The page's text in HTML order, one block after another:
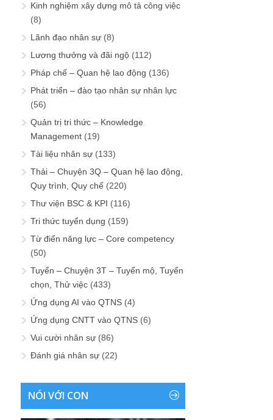
Kinh nghiệm xây dựng mô tả công việc
(8)
Lãnh đạo nhân sự (8)
Lương thưởng và đãi ngộ (112)
Pháp chế – Quan hệ lao động (136)
Phát triển – đào tạo nhân sự nhân lực
(56)
Quản trị tri thức – Knowledge
Management (19)
Tài liệu nhân sự (133)
Thải – Chuyện 3Q – Quan hệ lao động,
Quy trình, Quy chế (220)
Thư viện BSC & KPI (116)
Tri thức tuyển dụng (159)
Từ điển năng lực – Core competency
(50)
Tuyển – Chuyện 3T – Tuyển mộ, Tuyển
chọn, Thử việc (433)
Ứng dụng AI vào QTNS (4)
Ứng dụng CNTT vào QTNS (6)
Vui cười nhân sự (86)
Đánh giá nhân sự (22)
NÓI VỚI CON